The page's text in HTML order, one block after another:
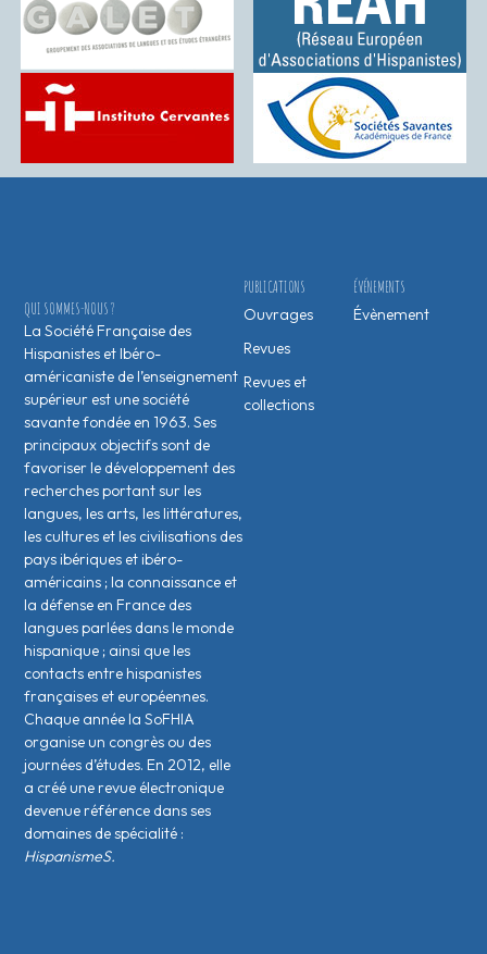
ÉVÉNEMENTS
Évènement
PUBLICATIONS
Ouvrages
Revues
Revues et
collections
QUI SOMMES-NOUS ?
La Société Française des
Hispanistes et Ibéro-
américaniste de l’enseignement
supérieur est une société
savante fondée en 1963. Ses
principaux objectifs sont de
favoriser le développement des
recherches portant sur les
langues, les arts, les littératures,
les cultures et les civilisations des
pays ibériques et ibéro-
américains ; la connaissance et
la défense en France des
langues parlées dans le monde
hispanique ; ainsi que les
contacts entre hispanistes
français·es et européen·nes.
Chaque année la SoFHIA
organise un congrès ou des
journées d’études. En 2012, elle
a créé une revue électronique
devenue référence dans ses
domaines de spécialité :
HispanismeS.